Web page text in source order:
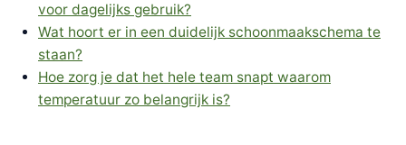
voor dagelijks gebruik?
Wat hoort er in een duidelijk schoonmaakschema te
staan?
Hoe zorg je dat het hele team snapt waarom
temperatuur zo belangrijk is?